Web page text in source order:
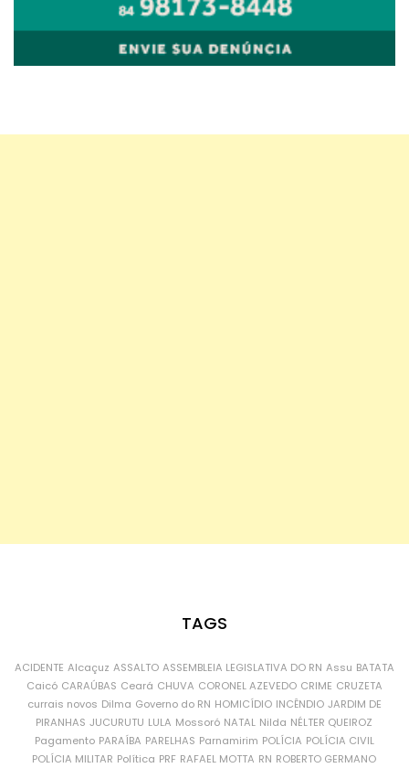
TAGS
ACIDENTE Alcaçuz ASSALTO ASSEMBLEIA LEGISLATIVA DO RN Assu BATATA
Caicó CARAÚBAS Ceará CHUVA CORONEL AZEVEDO CRIME CRUZETA
currais novos Dilma Governo do RN HOMICÍDIO INCÊNDIO JARDIM DE
PIRANHAS JUCURUTU LULA Mossoró NATAL Nilda NÉLTER QUEIROZ
Pagamento PARAÍBA PARELHAS Parnamirim POLÍCIA POLÍCIA CIVIL
POLÍCIA MILITAR Política PRF RAFAEL MOTTA RN ROBERTO GERMANO